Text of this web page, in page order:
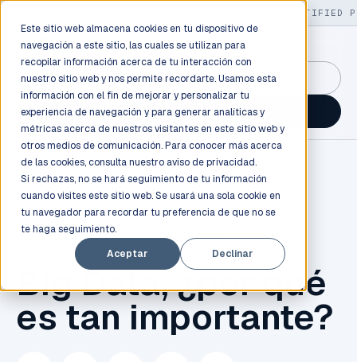
Este sitio web almacena cookies en tu dispositivo de
navegación a este sitio, las cuales se utilizan para
recopilar información acerca de tu interacción con
nuestro sitio web y nos permite recordarte. Usamos esta
información con el fin de mejorar y personalizar tu
experiencia de navegación y para generar analíticas y
métricas acerca de nuestros visitantes en este sitio web y
otros medios de comunicación. Para conocer más acerca
de las cookies, consulta nuestro aviso de privacidad.
Si rechazas, no se hará seguimiento de tu información
cuando visites este sitio web. Se usará una sola cookie en
tu navegador para recordar tu preferencia de que no se
te haga seguimiento.
Aceptar
Declinar
130+ CERTIFIED
GuidancePlex →
Talk to an engineer →
INBEST , DATA LAKE
Big Data, ¿por qué
es tan importante?